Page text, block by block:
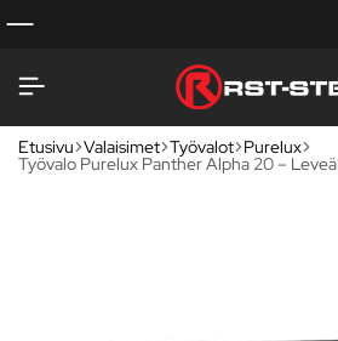
Etusivu Valaisimet Työvalot Purelux
Työvalo Purelux Panther Alpha 20 – Leveä